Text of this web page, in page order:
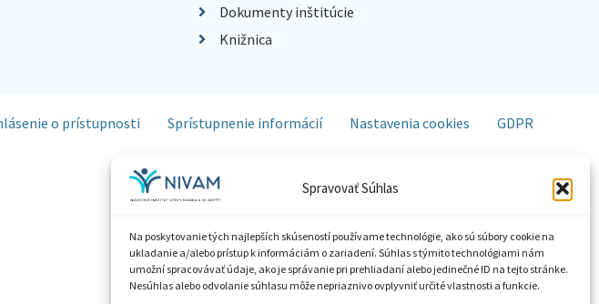
Spravovať Súhlas
Na poskytovanie tých najlepších skúseností používame technológie, ako sú súbory cookie na
ukladanie a/alebo prístup k informáciám o zariadení. Súhlas s týmito technológiami nám
umožní spracovávať údaje, ako je správanie pri prehliadaní alebo jedinečné ID na tejto stránke.
Nesúhlas alebo odvolanie súhlasu môže nepriaznivo ovplyvniť určité vlastnosti a funkcie.
Dokumenty inštitúcie
Knižnica
o prístupnosti Sprístupnenie informácií Nastavenia cookies GDPR